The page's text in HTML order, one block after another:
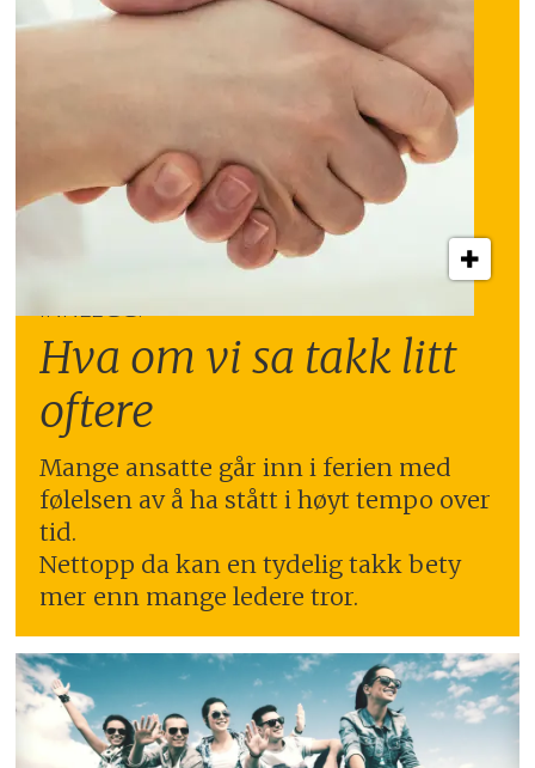
INNLEGG:
Hva om vi sa takk litt
oftere
Mange ansatte går inn i ferien med
følelsen av å ha stått i høyt tempo over
tid.
Nettopp da kan en tydelig takk bety
mer enn mange ledere tror.